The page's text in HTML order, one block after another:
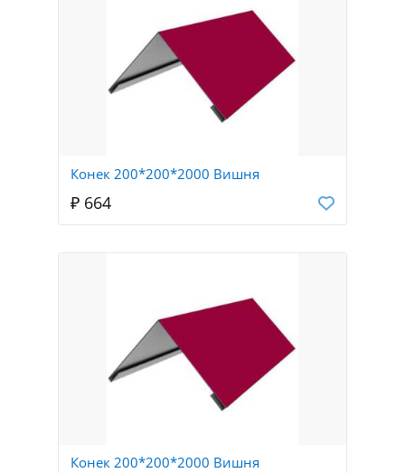
Конек 200*200*2000 Вишня
₽ 664
Конек 200*200*2000 Вишня